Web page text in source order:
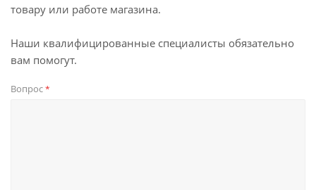
товару или работе магазина.
Наши квалифицированные специалисты обязательно
вам помогут.
Вопрос*